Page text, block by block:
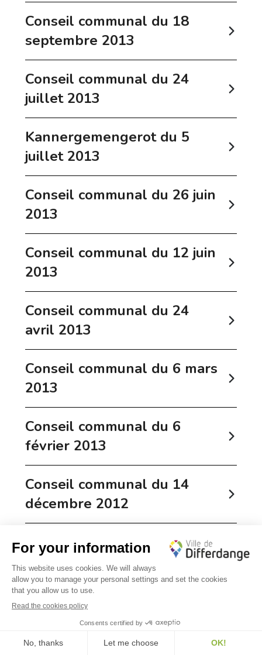
Conseil communal du 18
septembre 2013
Conseil communal du 24
juillet 2013
Kannergemengerot du 5
juillet 2013
Conseil communal du 26 juin
2013
Conseil communal du 12 juin
2013
Conseil communal du 24
avril 2013
Conseil communal du 6 mars
2013
Conseil communal du 6
février 2013
Conseil communal du 14
décembre 2012
Conseil communal du 7
décembre 2012
Conseil communal du 10
novembre 2012
✕
Bonjour, comment puis-je vous aider ?